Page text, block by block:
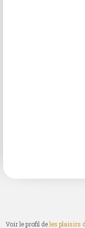
Voir le profil deles plaisirs